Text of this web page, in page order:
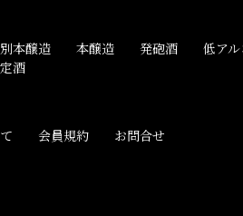
本醸造 本醸造 発砲酒
低ア
酒
会員規約 お問合せ